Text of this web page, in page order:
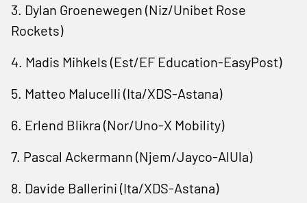
3. Dylan Groenewegen (Niz/Unibet Rose
Rockets)
4. Madis Mihkels (Est/EF Education-EasyPost)
5. Matteo Malucelli (Ita/XDS-Astana)
6. Erlend ⁠Blikra (Nor/Uno-X Mobility)
7. ​Pascal Ackermann (Njem/Jayco-AlUla)
8. Davide ​Ballerini (Ita/XDS-Astana)